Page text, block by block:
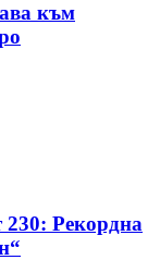
към
230: Рекордна